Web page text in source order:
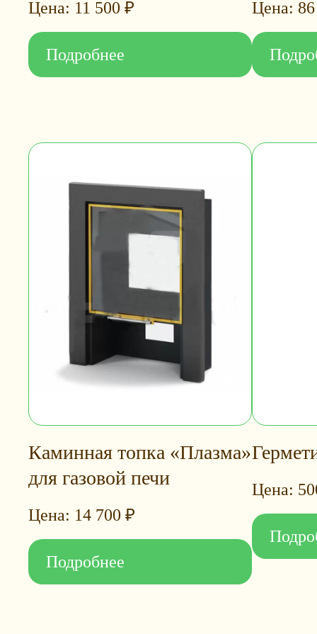
11 500 ₽
Подробнее
Каминная топка «Плазма»
для газовой печи
14 700 ₽
Подробнее